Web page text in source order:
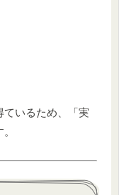
ているため、「実